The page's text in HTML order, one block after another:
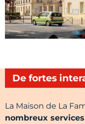
De fortes
La Maison de La
nombreux